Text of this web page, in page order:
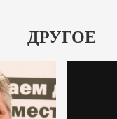
ДРУГОЕ